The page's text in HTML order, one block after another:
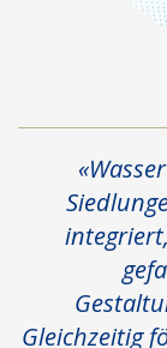
Gleichzeitig